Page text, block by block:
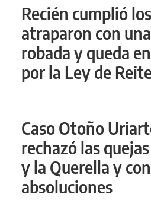
Recién cumplió
atraparon con
robada y queda
por la Ley de
Caso Otoño
rechazó las
y la Querella y
absoluciones